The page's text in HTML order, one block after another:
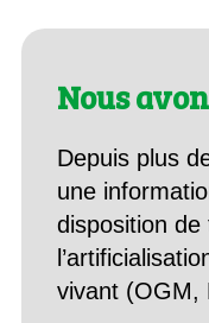
Nous
Depuis plus
une
disposition
vivant (OGM,